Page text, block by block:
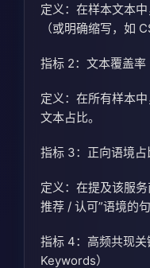
定义：在样本文本
（或明确缩写，如
指标 2：文本覆盖
定义：在所有样本
文本占比。
指标 3：正向语境
定义：在提及该服
推荐 / 认可”语境的
指标 4：高频共现
Keywords）